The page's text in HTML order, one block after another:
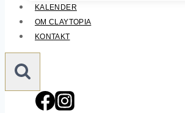
KALENDER
OM CLAYTOPIA
KONTAKT